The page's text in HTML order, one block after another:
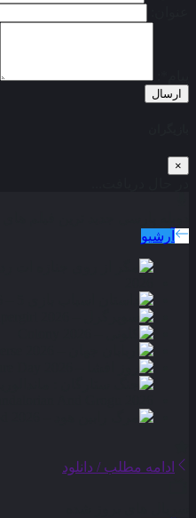
ارسال
×
آرشیو
ادامه مطلب / دانلود